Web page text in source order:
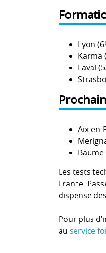
Lyon
Karma
Laval
Aix-en-
Les tests
France.
dispense
Pour plus
au service